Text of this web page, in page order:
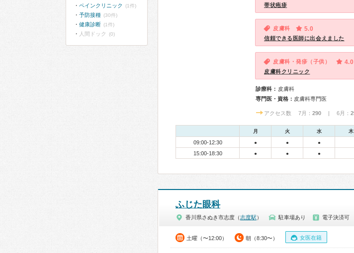
帯状疱疹
皮膚科 5.0
信頼できる医師に出会えました
皮膚科・発疹（子供） 4.0
皮膚科クリニック
診療科： 皮膚科
専門医・資格： 皮膚科専門医
アクセス数 7月： 290 | 6月：
月 火 水 木
09:00-12:30 ● ● ●
15:00-18:30 ● ● ●
ふじた眼科
香川県さぬき市志度（志度駅 ） 駐車場あり 電子決済可
土曜（〜12:00） 朝（8:30〜） 女医在籍
ペインクリニック (1件)
予防接種 (30件)
健康診断 (1件)
人間ドック (0)